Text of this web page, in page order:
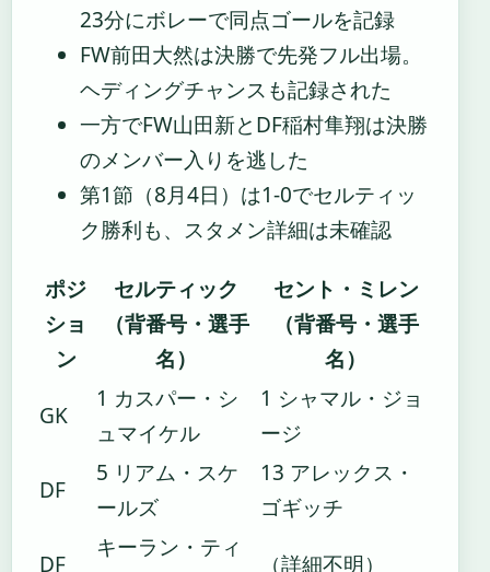
23分にボレーで同点ゴールを記録
FW前田大然は決勝で先発フル出場。
ヘディングチャンスも記録された
一方でFW山田新とDF稲村隼翔は決勝
のメンバー入りを逃した
第1節（8月4日）は1-0でセルティッ
ク勝利も、スタメン詳細は未確認
ポジ
ショ
ン
セルティック
（背番号・選手
名）
セント・ミレン
（背番号・選手
名）
GK
1 カスパー・シ
ュマイケル
1 シャマル・ジョ
ージ
DF
5 リアム・スケ
ールズ
13 アレックス・
ゴギッチ
DF
キーラン・ティ
（詳細不明）